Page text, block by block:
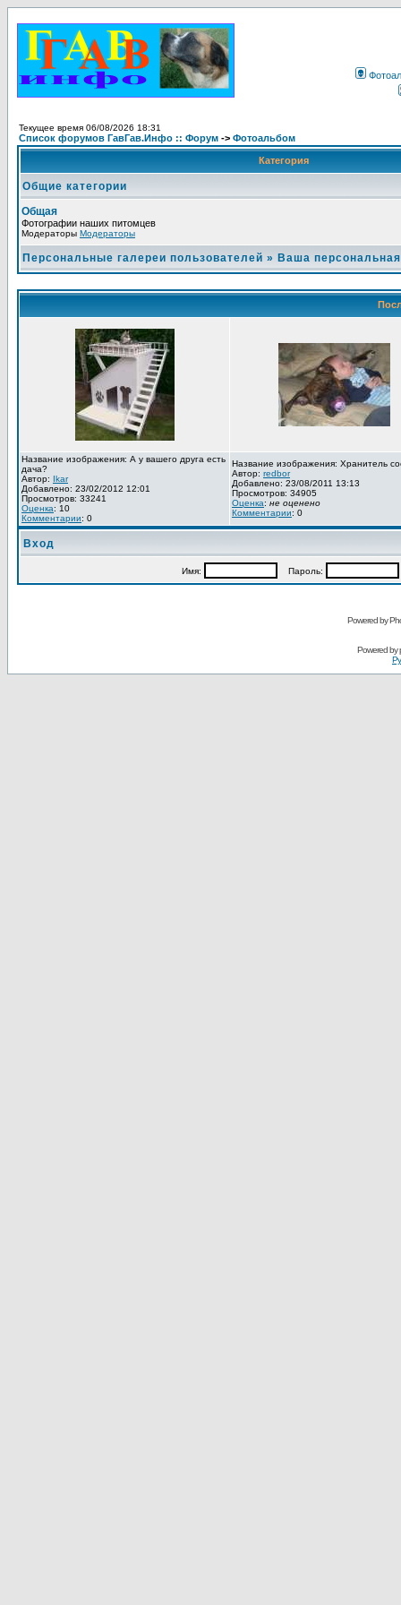
Текущее время 06/08/2026 18:31
Список форумов ГавГав.Инфо :: Форум -> Фотоальбом
Категория
Общие категории
Общая
Фотографии наших питомцев
Модераторы Модераторы
Персональные галереи пользователей » Ваша
Название изображения: А у вашего друга есть
дача?
Автор: Ikar
Добавлено: 23/02/2012 12:01
Просмотров: 33241
Оценка: 10
Комментарии: 0
Название изображения: Хранитель
Автор: redbor
Добавлено: 23/08/2011 13:13
Просмотров: 34905
Оценка: не оценено
Комментарии: 0
Вход
Имя: Пароль:
Powered by
Powered by